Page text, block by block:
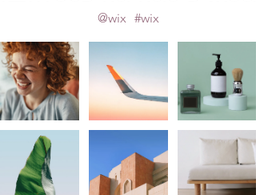
#wix
@wix